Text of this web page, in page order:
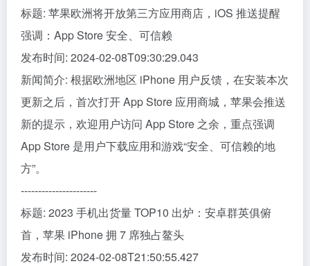
标题: 苹果欧洲将开放第三方应用商店，iOS 推送提醒
强调：App Store 安全、可信赖
发布时间: 2024-02-08T09:30:29.043
新闻简介: 根据欧洲地区 iPhone 用户反馈，在安装本次
更新之后，首次打开 App Store 应用商城，苹果会推送
新的提示，欢迎用户访问 App Store 之余，重点强调
App Store 是用户下载应用和游戏“安全、可信赖的地
方”。
----------------------
标题: 2023 手机出货量 TOP10 出炉：安卓群英俱俯
首，苹果 iPhone 拥 7 席独占鳌头
发布时间: 2024-02-08T21:50:55.427